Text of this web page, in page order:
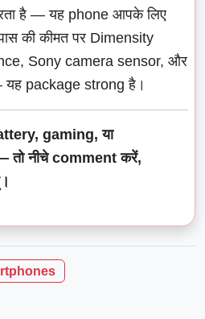
है — यह phone आपके लिए
की कीमत पर Dimensity
Sony camera sensor, और
package strong है।
gaming, या
तो नीचे comment करें,